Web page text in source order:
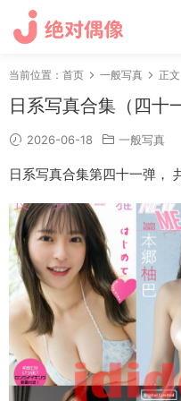
当前位置： 首页 一般写真 正文
日系写真合集（四十
2026-06-18 一般写真
日系写真合集第四十一弹，